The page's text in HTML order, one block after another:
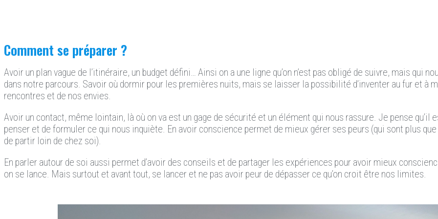
Comment se préparer ?
Avoir un plan vague de l’itinéraire, un budget défini… Ainsi on a une ligne qu’on n’est pas obligé de suivre, mais qui
dans notre parcours. Savoir où dormir pour les premières nuits, mais se laisser la possibilité d’inventer au fur et à
rencontres et de nos envies.
Avoir un contact, même lointain, là où on va est un gage de sécurité et un élément qui nous rassure. Je pense qu’il
penser et de formuler ce qui nous inquiète. En avoir conscience permet de mieux gérer ses peurs (qui sont plus
de partir loin de chez soi).
En parler autour de soi aussi permet d’avoir des conseils et de partager les expériences pour avoir mieux
on se lance. Mais surtout et avant tout, se lancer et ne pas avoir peur de dépasser ce qu’on croit être nos limites.